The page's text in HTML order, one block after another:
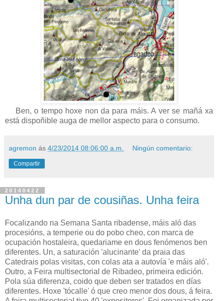
Ben, o tempo hoxe non da para máis. A ver se mañá xa
está dispoñible auga de mellor aspecto para o consumo.
agremon ás 4/23/2014 08:06:00 a.m. Ningún comentario:
Compartir
20140422
Unha dun par de cousiñas. Unha feira
Focalizando na Semana Santa ribadense, máis aló das
procesións, a temperie ou do pobo cheo, con marca de
ocupación hostaleira, quedariame en dous fenómenos ben
diferentes. Un, a saturación 'alucinante' da praia das
Catedrais polas visitas, con colas ata a autovía 'e máis aló'.
Outro, a Feira multisectorial de Ribadeo, primeira edición.
Pola súa diferenza, coido que deben ser tratados en días
diferentes. Hoxe 'tócalle' ó que creo menor dos dous, á feira.